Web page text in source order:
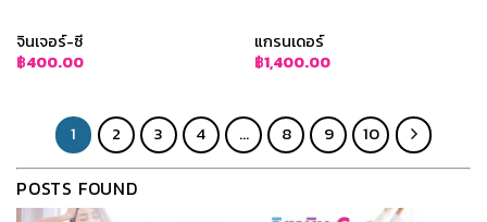
จินเจอร์-ซี
฿400.00
แกรนเดอร์
฿1,400.00
1 2 3 4 … 8 9 10
POSTS FOUND